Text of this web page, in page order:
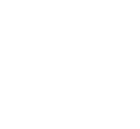
tilgjengelig med null